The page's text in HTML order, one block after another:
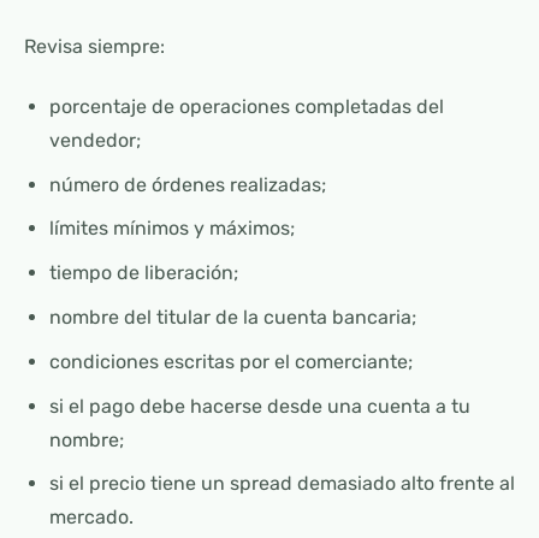
Revisa siempre:
porcentaje de operaciones completadas del
vendedor;
número de órdenes realizadas;
límites mínimos y máximos;
tiempo de liberación;
nombre del titular de la cuenta bancaria;
condiciones escritas por el comerciante;
si el pago debe hacerse desde una cuenta a tu
nombre;
si el precio tiene un spread demasiado alto frente al
mercado.